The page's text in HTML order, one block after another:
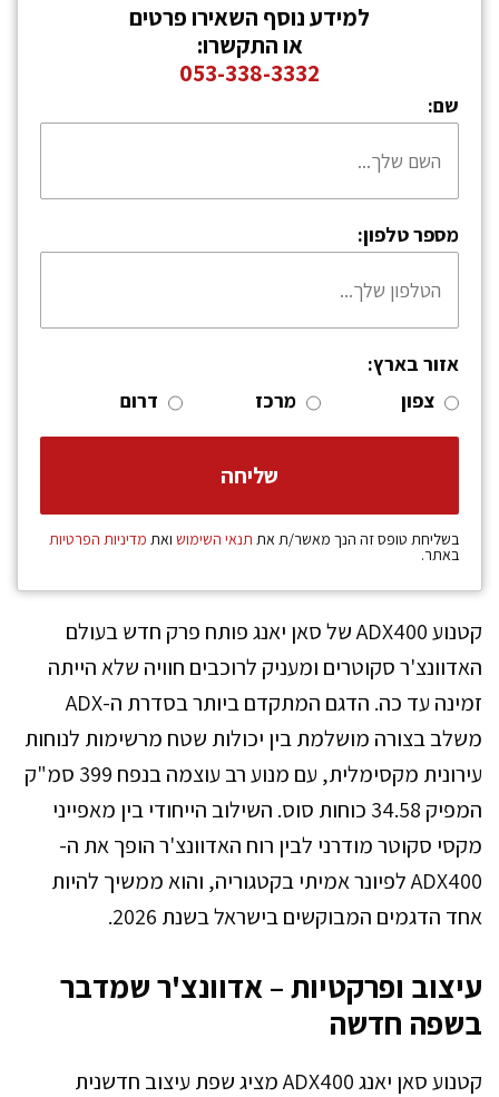
למידע נוסף השאירו פרטים
או התקשרו:
053-338-3332
שם:
מספר טלפון:
אזור בארץ:
צפון
מרכז דרום
בשליחת טופס זה הנך מאשר/ת את תנאי השימוש ואת מדיניות הפרטיות
באתר.
קטנוע ADX400 של סאן יאנג פותח פרק חדש בעולם
האדוונצ'ר סקוטרים ומעניק לרוכבים חוויה שלא הייתה
זמינה עד כה. הדגם המתקדם ביותר בסדרת ה-ADX
משלב בצורה מושלמת בין יכולות שטח מרשימות לנוחות
עירונית מקסימלית, עם מנוע רב עוצמה בנפח 399 סמ"ק
המפיק 34.58 כוחות סוס. השילוב הייחודי בין מאפייני
מקסי סקוטר מודרני לבין רוח האדוונצ'ר הופך את ה-
ADX400 לפיונר אמיתי בקטגוריה, והוא ממשיך להיות
אחד הדגמים המבוקשים בישראל בשנת 2026.
עיצוב ופרקטיות – אדוונצ'ר שמדבר
בשפה חדשה
קטנוע סאן יאנג ADX400 מציג שפת עיצוב חדשנית